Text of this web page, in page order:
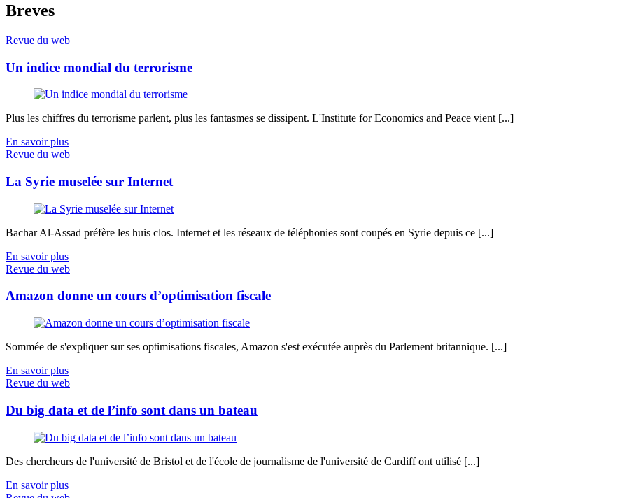
Breves
Revue du web
Un indice mondial du terrorisme
Plus les chiffres du terrorisme parlent, plus les fantasmes se dissipent. L'Institute for Economics and Peace vient [...]
En savoir plus
Revue du web
La Syrie muselée sur Internet
Bachar Al-Assad préfère les huis clos. Internet et les réseaux de téléphonies sont coupés en Syrie depuis ce [...]
En savoir plus
Revue du web
Amazon donne un cours d’optimisation fiscale
Sommée de s'expliquer sur ses optimisations fiscales, Amazon s'est exécutée auprès du Parlement britannique. [...]
En savoir plus
Revue du web
Du big data et de l’info sont dans un bateau
Des chercheurs de l'université de Bristol et de l'école de journalisme de l'université de Cardiff ont utilisé [...]
En savoir plus